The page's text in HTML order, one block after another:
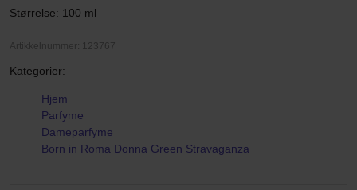
Størrelse: 100 ml
Artikkelnummer: 123767
Kategorier:
Hjem
Parfyme
Dameparfyme
Born in Roma Donna Green Stravaganza